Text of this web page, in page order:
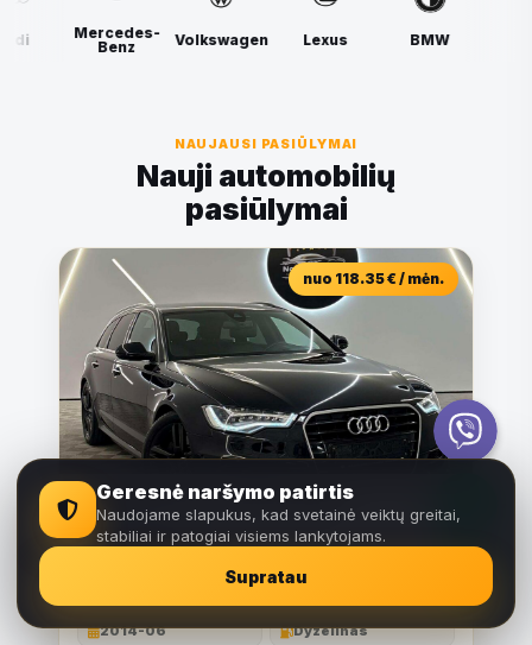
Lexus BMW Audi
Mercedes-
Benz
NAUJAUSI PASIŪLYMAI
Nauji automobilių
pasiūlymai
nuo 118.35 € / mėn.
Audi A6 3.0 l., universalas
11,650 €
2014-06 Dyzelinas
Geresnė naršymo patirtis
Naudojame slapukus, kad svetainė veiktų greitai,
stabiliai ir patogiai visiems lankytojams.
Supratau
Viber
Telefonas
WhatsApp